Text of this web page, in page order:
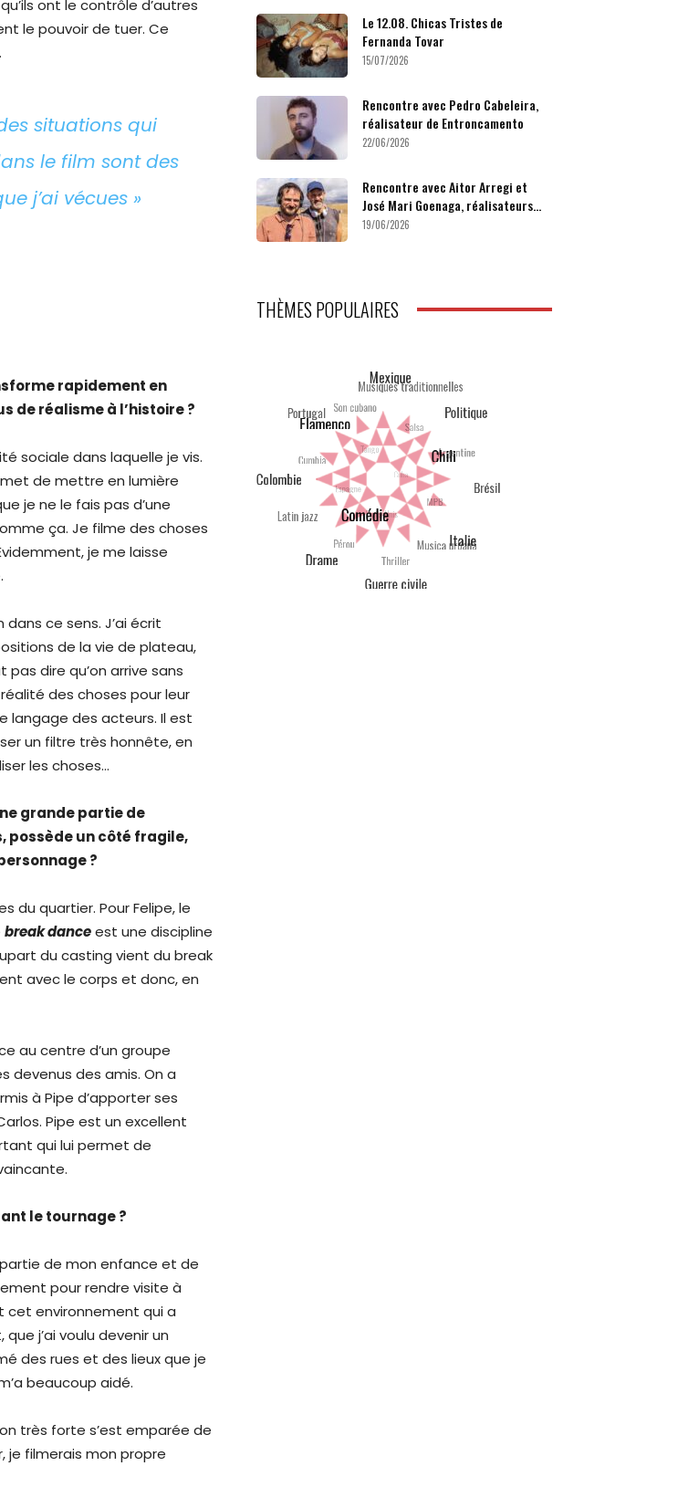
ont le contrôle d’autres
le pouvoir de tuer. Ce
situations qui
le film sont des
j’ai vécues »
rapidement en
de réalisme à l’histoire ?
sociale dans laquelle je vis.
de mettre en lumière
je ne le fais pas d’une
ça. Je filme des choses
je me laisse
ce sens. J’ai écrit
de la vie de plateau,
pas dire qu’on arrive sans
des choses pour leur
langage des acteurs. Il est
un filtre très honnête, en
les choses…
grande partie de
possède un côté fragile,
?
du quartier. Pour Felipe, le
break danceest une discipline
du casting vient du break
avec le corps et donc, en
au centre d’un groupe
devenus des amis. On a
à Pipe d’apporter ses
Pipe est un excellent
qui lui permet de
le tournage ?
partie de mon enfance et de
pour rendre visite à
cet environnement qui a
j’ai voulu devenir un
des rues et des lieux que je
beaucoup aidé.
très forte s’est emparée de
je filmerais mon propre
Le 12.08. Chicas Tristes de
Fernanda Tovar
15/07/2026
Rencontre avec Pedro Cabeleira,
réalisateur de Entroncamento
22/06/2026
Rencontre avec Aitor Arregi et
José Mari Goenaga, réalisateurs...
19/06/2026
THÈMES POPULAIRES